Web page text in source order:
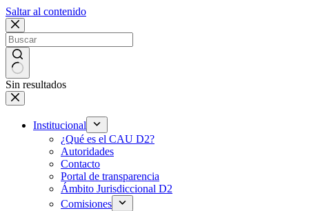
Saltar al contenido
Sin resultados
Institucional
¿Qué es el CAU D2?
Autoridades
Contacto
Portal de transparencia
Ámbito Jurisdiccional D2
Comisiones